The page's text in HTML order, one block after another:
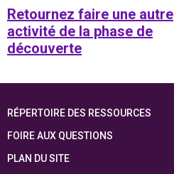
Retournez faire une autre
activité de la phase de
découverte
RÉPERTOIRE DES RESSOURCES
FOIRE AUX QUESTIONS
PLAN DU SITE